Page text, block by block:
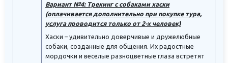
Вариант №4: Трекинг с собаками хаски
(оплачивается дополнительно при покупке тура,
услуга проводится только от 2-х человек)
Хаски – удивительно доверчивые и дружелюбные
собаки, созданные для общения. Их радостные
мордочки и веселые разноцветные глаза встретят